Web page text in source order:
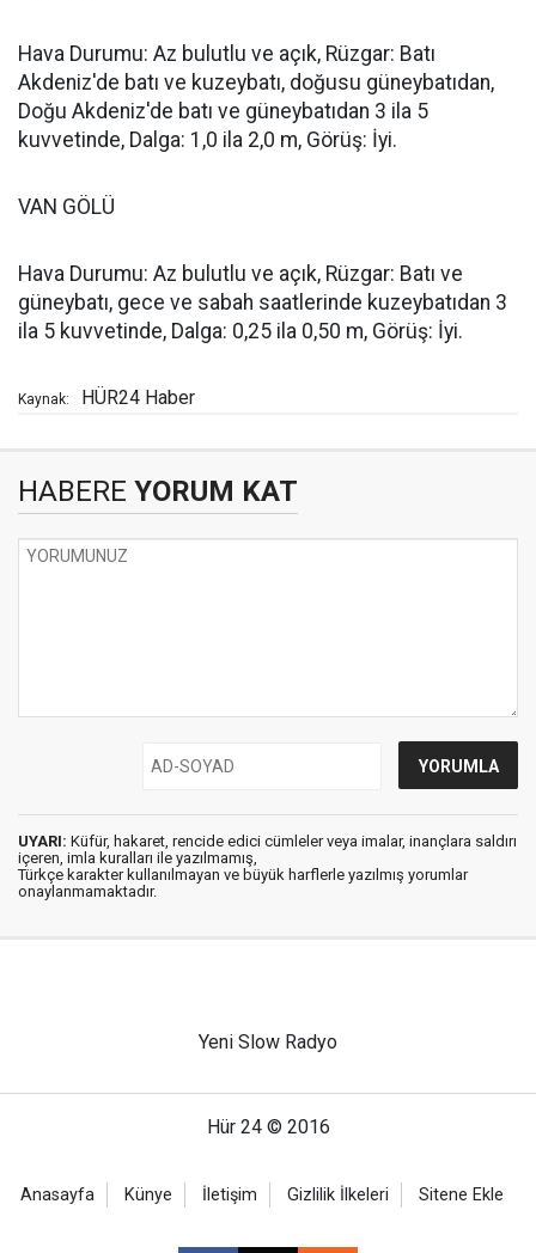
Hava Durumu: Az bulutlu ve açık, Rüzgar: Batı
Akdeniz'de batı ve kuzeybatı, doğusu güneybatıdan,
Doğu Akdeniz'de batı ve güneybatıdan 3 ila 5
kuvvetinde, Dalga: 1,0 ila 2,0 m, Görüş: İyi.
VAN GÖLÜ
Hava Durumu: Az bulutlu ve açık, Rüzgar: Batı ve
güneybatı, gece ve sabah saatlerinde kuzeybatıdan 3
ila 5 kuvvetinde, Dalga: 0,25 ila 0,50 m, Görüş: İyi.
Kaynak: HÜR24 Haber
HABERE YORUM KAT
UYARI: Küfür, hakaret, rencide edici cümleler veya imalar, inançlara saldırı
içeren, imla kuralları ile yazılmamış,
Türkçe karakter kullanılmayan ve büyük harflerle yazılmış yorumlar
onaylanmamaktadır.
Yeni Slow Radyo
Hür 24 © 2016
Anasayfa Künye İletişim Gizlilik İlkeleri Sitene Ekle